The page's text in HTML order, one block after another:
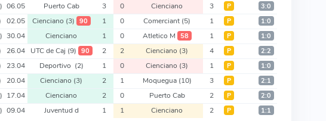
06.05 Puerto Cab 3 0 Cienciano 3 Р 3:0
02.05 Cienciano (3) 90 1 0 Comerciant (5) 1 Р 1:0
30.04 Cienciano 1 0 Atletico M 58 1 Р 1:0
26.04 UTC de Caj (9) 90 2 2 Cienciano (3) 4 Р 2:2
23.04 Deportivo (2) 1 0 Cienciano (3) 1 Р 1:0
20.04 Cienciano (3) 2 1 Moquegua (10) 3 Р 2:1
17.04 Cienciano 2 0 Puerto Cab 2 Р 2:0
09.04 Juventud d 1 1 Cienciano 2 Р 1:1